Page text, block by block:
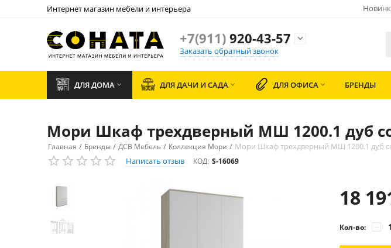
Интернет магазин мебели и интерьера
+7(911)920-43-57

Заказать обратный звонок
ДЛЯ ДОМА  ДЛЯ ДАЧИ И САДА  ДЛЯ ОФИСА  БРЕНДЫ
Мори Шкаф трехдверный МШ 1200.1 дуб
Главная / Бренды / ДСВ Мебель / Коллекция Мори / Мори Шкаф трехдверный МШ 1200.1 дуб
Написать отзыв КОД: S-16069
18
Кол-во: −